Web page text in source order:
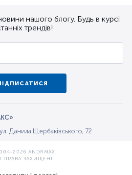
нашого блогу. Будь в курсі
трендів!
Данила Щербаківського, 72
2026 ANDRMAX
ПРАВА ЗАХИЩЕНІ